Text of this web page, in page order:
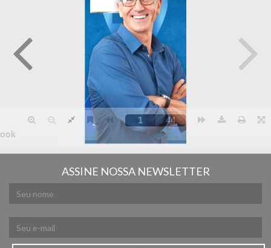
ASSINE NOSSA NEWSLETTER